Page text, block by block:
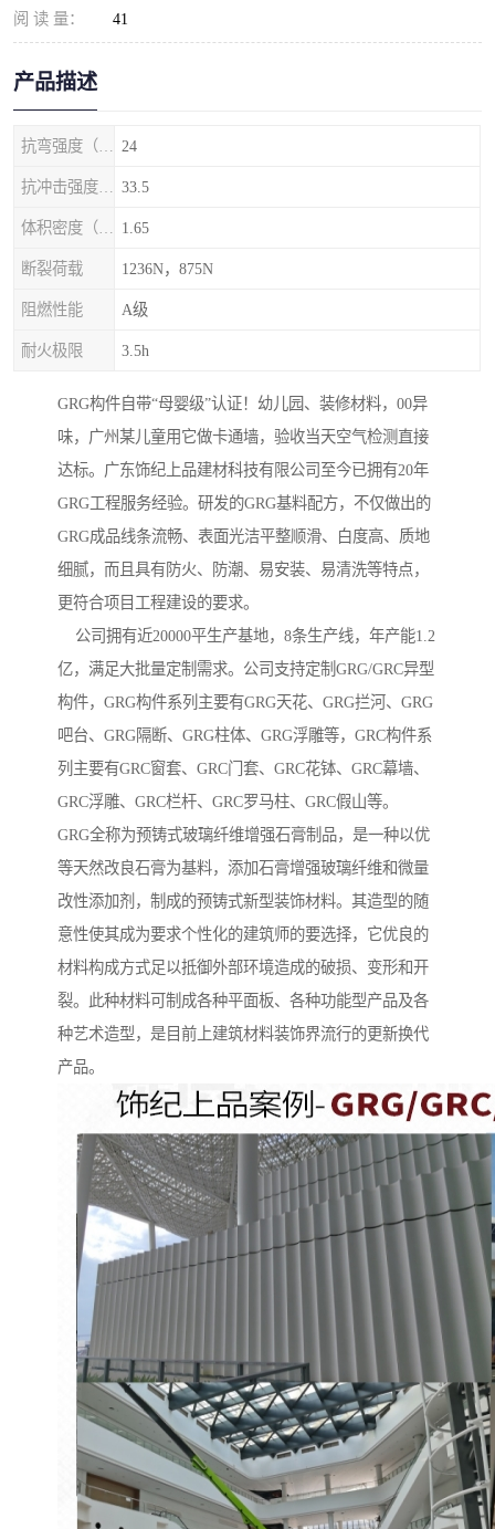
阅 读 量： 41
产品描述
24
33.5
1.65
断裂荷载 1236N，875N
阻燃性能 A级
耐火极限 3.5h
GRG构件自带“母婴级”认证！幼儿园、装修材料，00异
味，广州某儿童用它做卡通墙，验收当天空气检测直接
达标。广东饰纪上品建材科技有限公司至今已拥有20年
GRG工程服务经验。研发的GRG基料配方，不仅做出的
GRG成品线条流畅、表面光洁平整顺滑、白度高、质地
细腻，而且具有防火、防潮、易安装、易清洗等特点，
更符合项目工程建设的要求。
公司拥有近20000平生产基地，8条生产线，年产能1.2
亿，满足大批量定制需求。公司支持定制GRG/GRC异型
构件，GRG构件系列主要有GRG天花、GRG拦河、GRG
吧台、GRG隔断、GRG柱体、GRG浮雕等，GRC构件系
列主要有GRC窗套、GRC门套、GRC花钵、GRC幕墙、
GRC浮雕、GRC栏杆、GRC罗马柱、GRC假山等。
GRG全称为预铸式玻璃纤维增强石膏制品，是一种以优
等天然改良石膏为基料，添加石膏增强玻璃纤维和微量
改性添加剂，制成的预铸式新型装饰材料。其造型的随
意性使其成为要求个性化的建筑师的要选择，它优良的
材料构成方式足以抵御外部环境造成的破损、变形和开
裂。此种材料可制成各种平面板、各种功能型产品及各
种艺术造型，是目前上建筑材料装饰界流行的更新换代
产品。